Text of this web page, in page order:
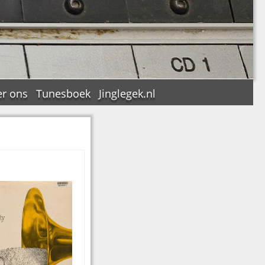
ons Tunesboek Jinglegek.nl